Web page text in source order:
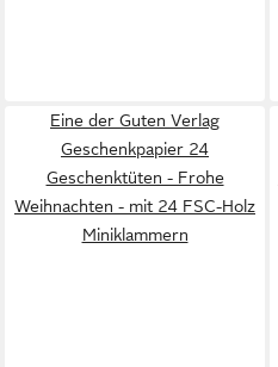
Eine der Guten Verlag
Geschenkpapier 24
Geschenktüten - Frohe
Weihnachten - mit 24 FSC-Holz
Miniklammern